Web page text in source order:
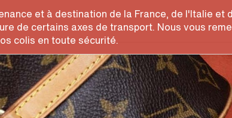
et à destination de la France, de l'Italie
de certains axes de transport. Nous vous
colis en toute sécurité.